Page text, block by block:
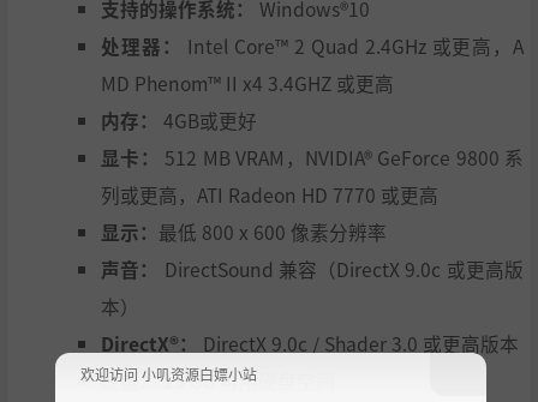
支持的操作系统：
Windows®10
处理器：
Intel Core™ 2 Quad 2.4GHz 或更高，A
MD Phenom™ II x4 3.4GHZ 或更高
内存：
4GB或更好
显卡：
512 MB VRAM，NVIDIA® GeForce 9800 系
列或更高，ATI Radeon HD 7770 或更高
显示： 最低 800 x 600 像素分辨率
声音：
DirectSound 兼容（DirectX 9.0c 或更高版
本）
DirectX®：
DirectX 9.0c / Shader 3.0 或更高版本
硬盘：15 GB 可用硬盘空间
欢迎访问 小叽资源白嫖小站